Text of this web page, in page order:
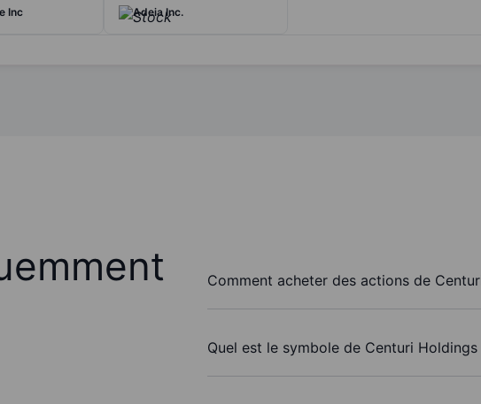
Inc Adeia Inc.
Comment acheter des actions de
Quel est le symbole de Centuri Holdings